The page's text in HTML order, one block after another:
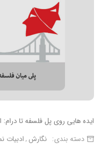
ایده هایی روی پل فلسفه تا
دسته بندی: نگارش ادبیات